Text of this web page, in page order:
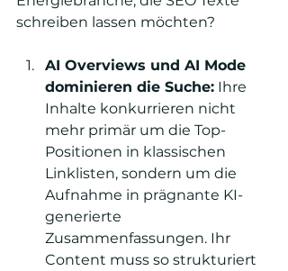
schreiben lassen möchten?
AI Overviews und AI Mode
dominieren die Suche: Ihre
Inhalte konkurrieren nicht
mehr primär um die Top-
Positionen in klassischen
Linklisten, sondern um die
Aufnahme in prägnante KI-
generierte
Zusammenfassungen. Ihr
Content muss so strukturiert